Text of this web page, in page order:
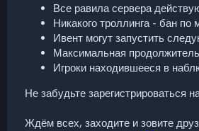
Все равила сервера
Никакого троллинга - бан по
Ивент могут запустить
Максимальная
Игроки находившееся в
Не забудьте зарегистрироваться
Ждём всех, заходите и зовите